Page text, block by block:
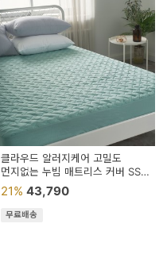
클라우드 알러지케어 고밀도
먼지없는 누빔 매트리스 커버 SS
Q K
21% 43,790
무료배송